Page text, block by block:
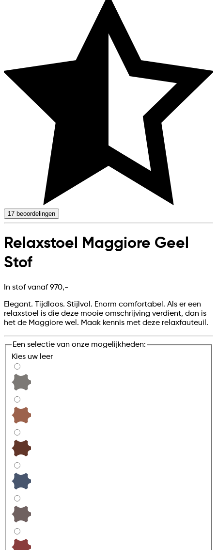
17 beoordelingen
Relaxstoel Maggiore Geel
Stof
In stof vanaf 970,-
Elegant. Tijdloos. Stijlvol. Enorm comfortabel. Als er een
relaxstoel is die deze mooie omschrijving verdient, dan is
het de Maggiore wel. Maak kennis met deze relaxfauteuil.
Een selectie van onze mogelijkheden:
Kies uw leer